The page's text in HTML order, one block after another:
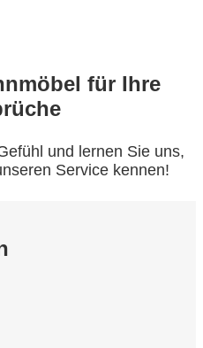
für Ihre
und lernen Sie uns,
Service kennen!